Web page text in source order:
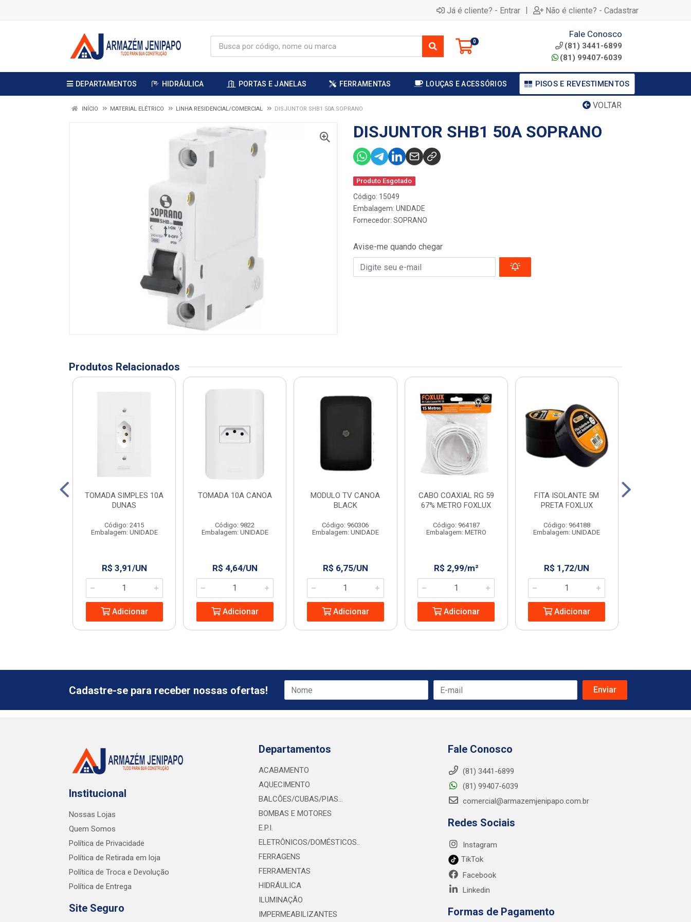
Já é cliente? - Entrar | Não é cliente? - Cadastrar
0
Fale Conosco
(81) 3441-6899
(81) 99407-6039
DEPARTAMENTOS HIDRÁULICA PORTAS E JANELAS FERRAMENTAS LOUÇAS E ACESSÓRIOS PISOS E REVESTIMENTOS
VOLTAR
INÍCIO MATERIAL ELÉTRICO LINHA RESIDENCIAL/COMERCIAL DISJUNTOR SHB1 50A SOPRANO
DISJUNTOR SHB1 50A SOPRANO
Produto Esgotado
Código: 15049
Embalagem: UNIDADE
Fornecedor: SOPRANO
Avise-me quando chegar
Produtos Relacionados
TOMADA SIMPLES 10A
DUNAS
Código: 2415
Embalagem: UNIDADE
R$ 3,91/UN
Adicionar
TOMADA 10A CANOA
Código: 9822
Embalagem: UNIDADE
R$ 4,64/UN
Adicionar
MODULO TV CANOA
BLACK
Código: 960306
Embalagem: UNIDADE
R$ 6,75/UN
Adicionar
CABO COAXIAL RG 59
67% METRO FOXLUX
Código: 964187
Embalagem: METRO
R$ 2,99/m²
Adicionar
FITA ISOLANTE 5M
PRETA FOXLUX
Código: 964188
Embalagem: UNIDADE
R$ 1,72/UN
Adicionar
Cadastre-se para receber nossas ofertas!
Institucional
Nossas Lojas
Quem Somos
Política de Privacidade
Política de Retirada em loja
Política de Troca e Devolução
Política de Entrega
Site Seguro
Departamentos
ACABAMENTO
AQUECIMENTO
BALCÕES/CUBAS/PIAS...
BOMBAS E MOTORES
E.P.I.
ELETRÔNICOS/DOMÉSTICOS..
FERRAGENS
FERRAMENTAS
HIDRÁULICA
ILUMINAÇÃO
IMPERMEABILIZANTES
Fale Conosco
(81) 3441-6899
(81) 99407-6039
comercial@armazemjenipapo.com.br
Redes Sociais
Instagram
TikTok
Facebook
Linkedin
Formas de Pagamento